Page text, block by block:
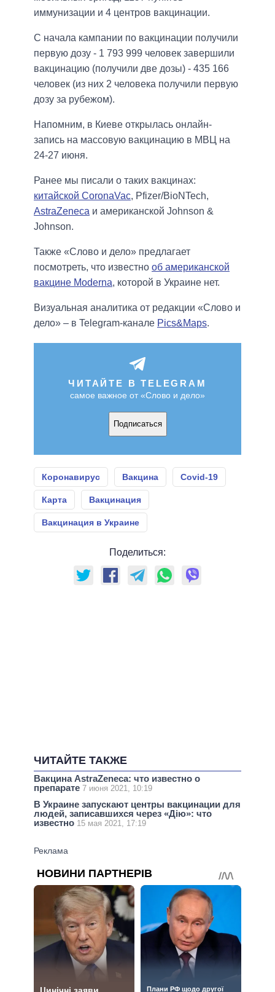
иммунизации и 4 центров вакцинации.
С начала кампании по вакцинации получили
первую дозу - 1 793 999 человек завершили
вакцинацию (получили две дозы) - 435 166
человек (из них 2 человека получили первую
дозу за рубежом).
Напомним, в Киеве открылась онлайн-
запись на массовую вакцинацию в МВЦ на
24-27 июня.
Ранее мы писали о таких вакцинах:
китайской CoronaVac, Pfizer/BioNTech,
AstraZeneca и американской Johnson &
Johnson.
Также «Слово и дело» предлагает
посмотреть, что известно об американской
вакцине Moderna, которой в Украине нет.
Визуальная аналитика от редакции «Слово и
дело» – в Telegram-канале Pics&Maps.
ЧИТАЙТЕ В TELEGRAM
самое важное от «Слово и дело»
Подписаться
Коронавирус Вакцина Covid-19
Карта Вакцинация
Вакцинация в Украине
Поделиться:
ЧИТАЙТЕ ТАКЖЕ
Вакцина AstraZeneca: что известно о
препарате 7 июня 2021, 10:19
В Украине запускают центры вакцинации для
людей, записавшихся через «Дію»: что
известно 15 мая 2021, 17:19